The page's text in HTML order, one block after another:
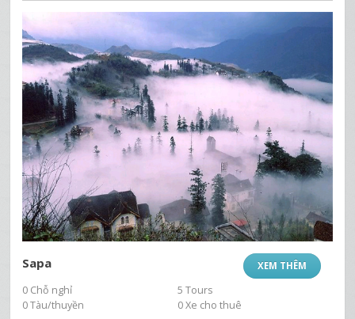
XEM THÊM
Sapa
0 Chỗ nghỉ
5 Tours
0 Tàu/thuyền
0 Xe cho thuê